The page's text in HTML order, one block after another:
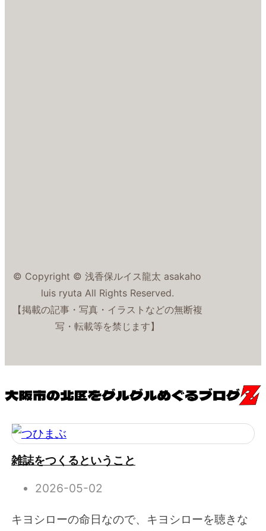
© Copyright © 浅香保ルイス龍太 asakaho
luis ryuta All Rights Reserved.
【掲載の記事・写真・イラストなどの無断複
写・転載等を禁じます】
雑誌をつくるということ
2026-05-02
キヨシローの命日なので、キヨシローを聴きな